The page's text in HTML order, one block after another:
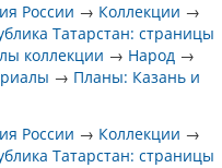
России → Коллекции →
Татарстан: страницы
коллекции → Народ →
→ Планы: Казань и
России → Коллекции →
Татарстан: страницы